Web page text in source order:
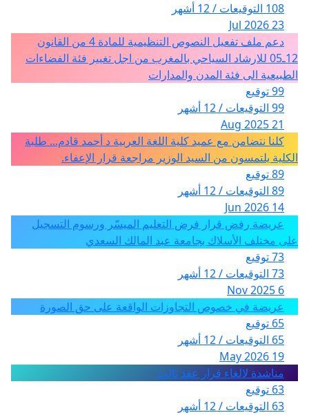
108 التوقيعات / 12 أشهر
23 Jul 2026
دعم ملف تفعيل النصوص التنظيمية للمادة 4 من القانون
12ـ05 للارشاد السياحي بالمغرب من اجل تغيير فئة الفضاءات
الطبيعية الى فئة المدن والمدارات
99 توقيع
99 التوقيعات / 12 أشهر
21 Aug 2025
كلنا نتضامن مع عميد كلية اللغة العربية د أحمد قادم... طلبة
الكلية يلتمسون من السيد الوزير مراجعة قرار الإعفاء.
89 توقيع
89 التوقيعات / 12 أشهر
14 Jun 2026
عريضة رفض قرار فرض التعليم الميسّر ورسوم التسجيل
على مختلف الأسلاك بجامعة عبد المالك السعدي
73 توقيع
73 التوقيعات / 12 أشهر
6 Nov 2025
عريضة في خصوص التجاوزات الواقعة على حق الصورة
65 توقيع
65 التوقيعات / 12 أشهر
19 May 2026
مناشدة لالغاء قرار عقد ثالث
63 توقيع
63 التوقيعات / 12 أشهر